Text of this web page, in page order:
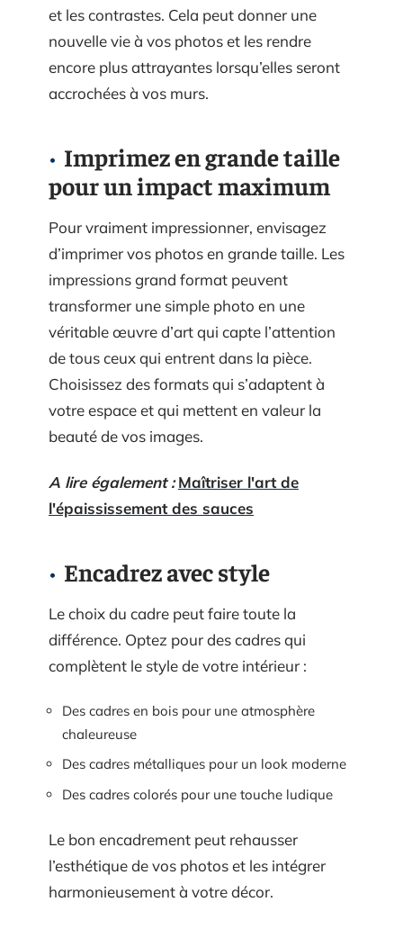
et les contrastes. Cela peut donner une
nouvelle vie à vos photos et les rendre
encore plus attrayantes lorsqu’elles seront
accrochées à vos murs.
Imprimez en grande taille
pour un impact maximum
Pour vraiment impressionner, envisagez
d’imprimer vos photos en grande taille. Les
impressions grand format peuvent
transformer une simple photo en une
véritable œuvre d’art qui capte l’attention
de tous ceux qui entrent dans la pièce.
Choisissez des formats qui s’adaptent à
votre espace et qui mettent en valeur la
beauté de vos images.
A lire également : Maîtriser l'art de
l'épaississement des sauces
Encadrez avec style
Le choix du cadre peut faire toute la
différence. Optez pour des cadres qui
complètent le style de votre intérieur :
Des cadres en bois pour une atmosphère
chaleureuse
Des cadres métalliques pour un look moderne
Des cadres colorés pour une touche ludique
Le bon encadrement peut rehausser
l’esthétique de vos photos et les intégrer
harmonieusement à votre décor.